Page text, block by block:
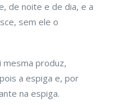
de noite e de dia, e a
sem ele o
mesma produz,
a espiga e, por
na espiga.